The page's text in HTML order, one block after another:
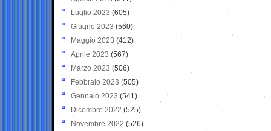
Luglio 2023 (605)
Giugno 2023 (560)
Maggio 2023 (412)
Aprile 2023 (567)
Marzo 2023 (506)
Febbraio 2023 (505)
Gennaio 2023 (541)
Dicembre 2022 (525)
Novembre 2022 (526)